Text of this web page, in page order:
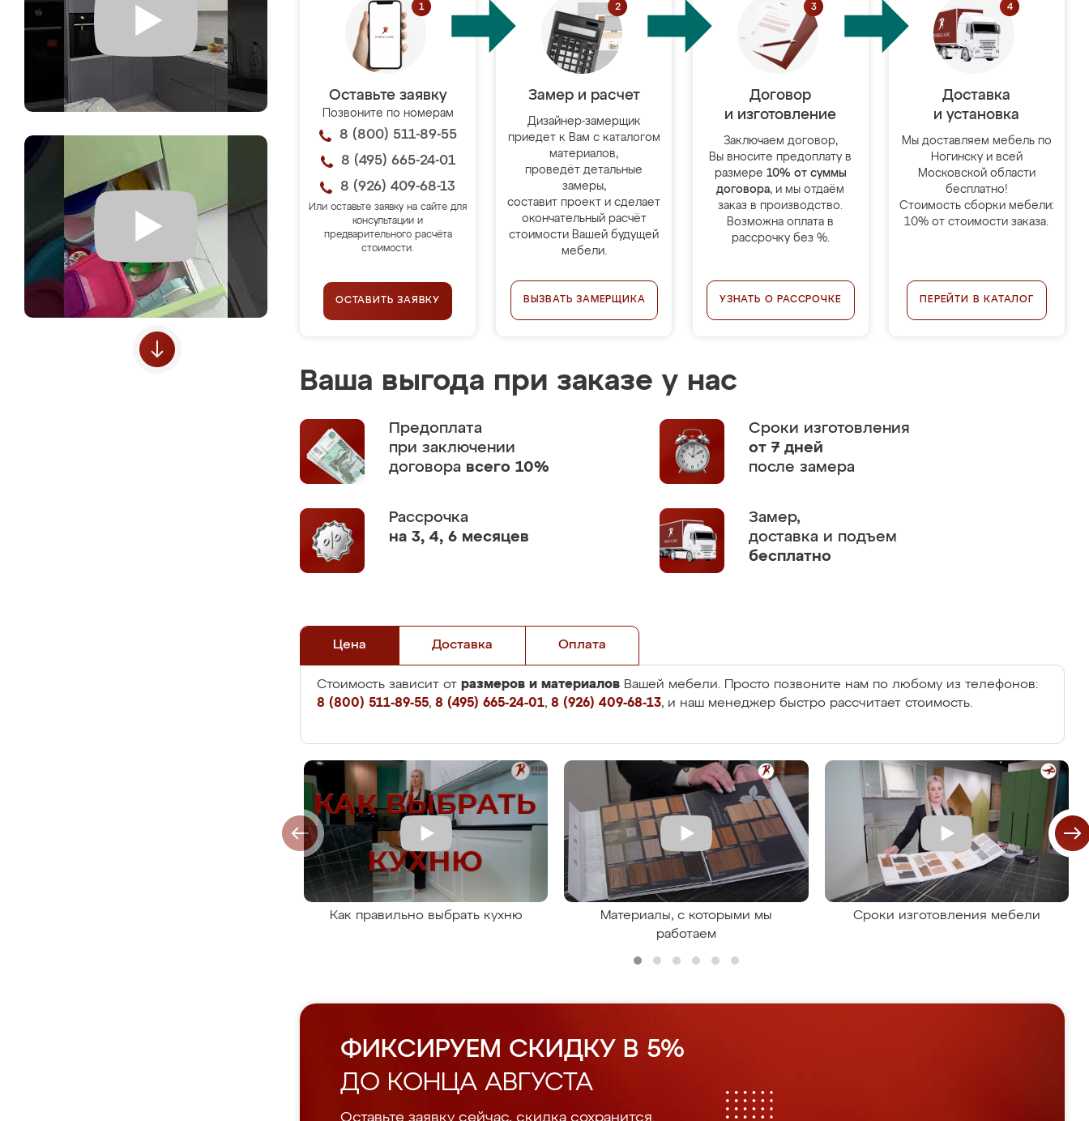
Оставьте заявку
Позвоните по номерам
8 (800) 511-89-55
8 (495) 665-24-01
8 (926) 409-68-13
Или оставьте заявку на сайте для
консультации и
предварительного расчёта
стоимости.
ОСТАВИТЬ ЗАЯВКУ
Замер и расчет
Дизайнер-замерщик
приедет к Вам с каталогом
материалов,
проведёт детальные
замеры,
составит проект и сделает
окончательный расчёт
стоимости Вашей будущей
мебели.
ВЫЗВАТЬ ЗАМЕРЩИКА
Договор
и изготовление
Заключаем договор,
Вы вносите предоплату в
размере 10% от суммы
договора, и мы отдаём
заказ в производство.
Возможна оплата в
рассрочку без %.
УЗНАТЬ О РАССРОЧКЕ
Доставка
и установка
Мы доставляем мебель по
Ногинску и всей
Московской области
бесплатно!
Стоимость сборки мебели:
10% от стоимости заказа.
ПЕРЕЙТИ В КАТАЛОГ
Ваша выгода при заказе у нас
Предоплата
при заключении
договора всего 10%
Сроки изготовления
от 7 дней
после замера
Рассрочка
на 3, 4, 6 месяцев
Замер,
доставка и подъем
бесплатно
Цена Доставка Оплата
Стоимость зависит от размеров и материалов Вашей мебели. Просто позвоните нам по любому из телефонов:
8 (800) 511-89-55, 8 (495) 665-24-01, 8 (926) 409-68-13, и наш менеджер быстро рассчитает стоимость.
Как правильно выбрать кухню
Материалы, с которыми мы
работаем
Сроки изготовления мебели
ФИКСИРУЕМ СКИДКУ В 5%
ДО КОНЦА АВГУСТА
Оставьте заявку сейчас, скидка сохранится.